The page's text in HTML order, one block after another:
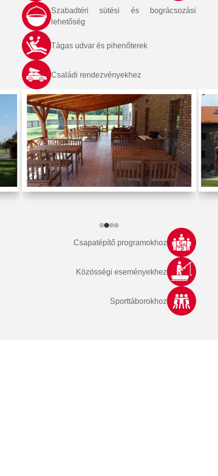
Szabadtéri sütési és bográcsozási
lehetőség
Tágas udvar és pihenőterek
Családi rendezvényekhez
Csapatépítő programokhoz
Közösségi eseményekhez
Sporttáborokhoz